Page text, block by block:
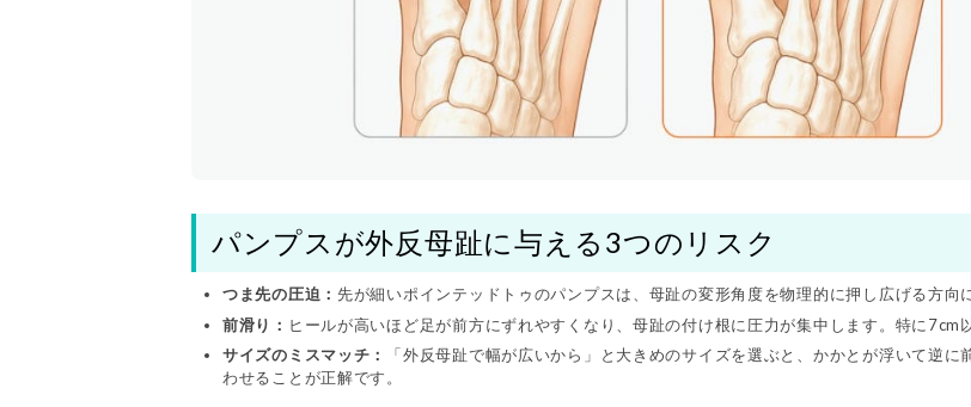
パンプスが外反母趾に与える3つのリスク
つま先の圧迫：先が細いポインテッドトゥのパンプスは、母趾の変形角度を物理的に押し広げる方向
前滑り： ヒールが高いほど足が前方にずれやすくなり、母趾の付け根に圧力が集中します。特に7cm
サイズのミスマッチ：
「外反母趾で幅が広いから」と大きめのサイズを選ぶと、かかとが浮いて逆
わせることが正解です。